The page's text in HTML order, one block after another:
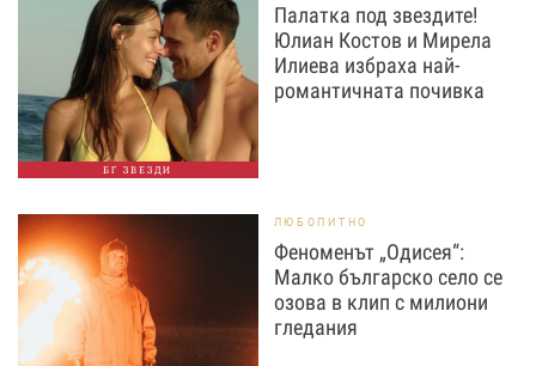
БГ ЗВЕЗДИ
Палатка под звездите!
Юлиан Костов и Мирела
Илиева избраха най-
романтичната почивка
ЛЮБОПИТНО
Феноменът „Одисея“:
Малко българско село се
озова в клип с милиони
гледания